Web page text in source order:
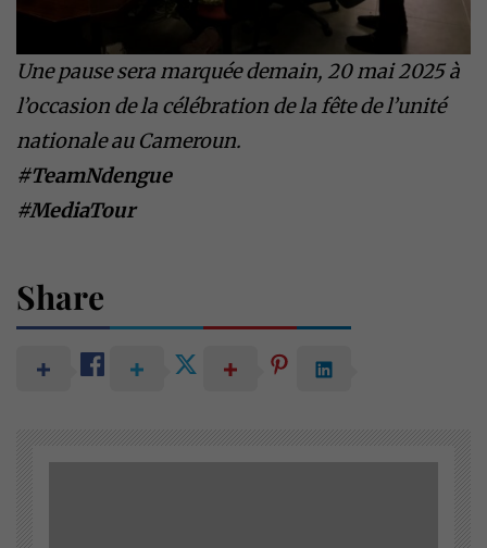
Une pause sera marquée demain, 20 mai 2025 à
l’occasion de la célébration de la fête de l’unité
nationale au Cameroun.
#TeamNdengue
#MediaTour
Share